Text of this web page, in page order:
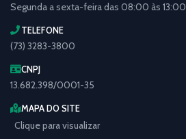
Segunda a sexta-feira das 08:00 às 13:00
TELEFONE
(73) 3283-3800
CNPJ
13.682.398/0001-35
MAPA DO SITE
Clique para visualizar